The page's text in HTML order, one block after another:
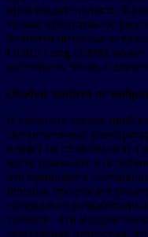
производительность.
только эффективное
безвентиляторные
DDR5 Long DIMM может
рассеивать тепло,
Особая защита от
В сложных средах
экстремальные
влияет на стабильность
часто приводит к
что приводит к
Innodisk предлагает
специально
толчков. Эти модули
монтажных отверстия,